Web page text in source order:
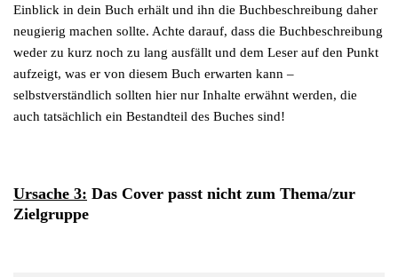
Einblick in dein Buch erhält und ihn die Buchbeschreibung daher
neugierig machen sollte. Achte darauf, dass die Buchbeschreibung
weder zu kurz noch zu lang ausfällt und dem Leser auf den Punkt
aufzeigt, was er von diesem Buch erwarten kann –
selbstverständlich sollten hier nur Inhalte erwähnt werden, die
auch tatsächlich ein Bestandteil des Buches sind!
Ursache 3: Das Cover passt nicht zum Thema/zur
Zielgruppe